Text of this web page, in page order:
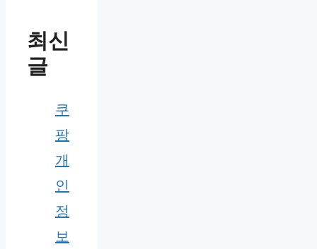
최신
글
쿠
팡
개
인
정
보